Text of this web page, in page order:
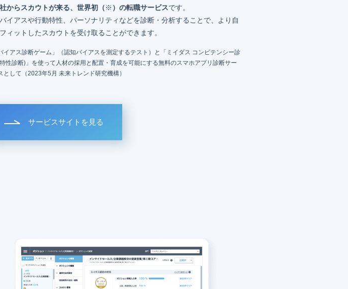
からスカウトが来る、世界初（※ ）の転職サービスです。
イアスや行動特性、パーソナリティなどを診断・分析することで、より自
ィットしたスカウトを受け取ることができます。
イアス診断ゲーム」（認知バイアスを測定するテスト）と「ミイダス コンピテンシー診
性診断)」を使って人材の採用と配置・育成を可能にする無料のスマホアプリ診断サー
として（2023年5月 未来トレンド研究機構）
サービスサイトを見る